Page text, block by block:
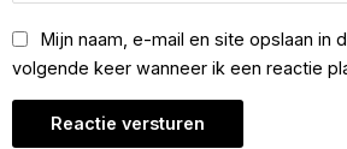
Mijn naam, e-mail en site opslaan in
volgende keer wanneer ik een reactie